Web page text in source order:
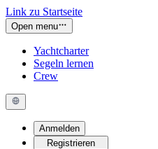
Link zu Startseite
Open menu
Yachtcharter
Segeln lernen
Crew
Anmelden
Registrieren